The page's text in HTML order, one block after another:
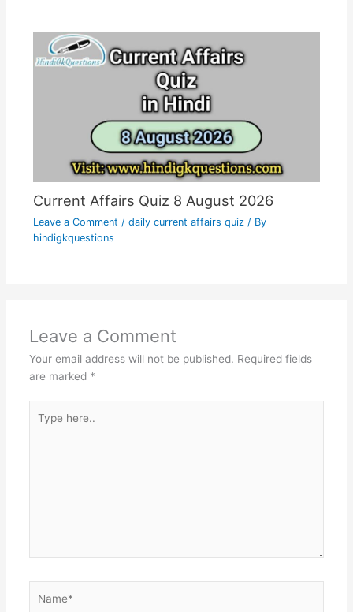
Current Affairs Quiz 8 August 2026
Leave a Comment / daily current affairs quiz / By
hindigkquestions
Leave a Comment
Your email address will not be published. Required fields
are marked *
here..